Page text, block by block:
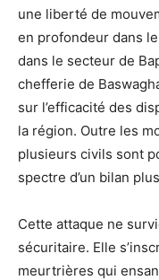
une liberté de
en profondeur dans
dans le secteur de
chefferie de
sur l’efficacité des
la région. Outre les
plusieurs civils sont
spectre d’un bilan
Cette attaque ne
sécuritaire. Elle
meurtrières qui